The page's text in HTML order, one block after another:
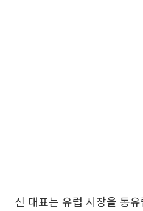
신 대표는 유럽 시장을 동